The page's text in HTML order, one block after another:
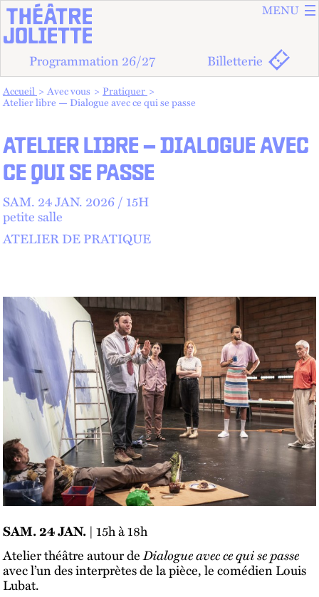
ALLER
ALLER
MENU
Programmation 26/27 Billetterie
Vous êtes dans :
Accueil Avec vous Pratiquer
Atelier libre — Dialogue avec ce qui se passe
ATELIER LIBRE — DIALOGUE AVEC
CE QUI SE PASSE
SAM. 24JAN. 2026 /15H
petite salle
ATELIER DE PRATIQUE
SAM. 24 JAN. | 15h à 18h
Atelier théâtre autour deDialogue avec ce qui se passe
avec l’un des interprètes de la pièce, le comédien Louis
Lubat.